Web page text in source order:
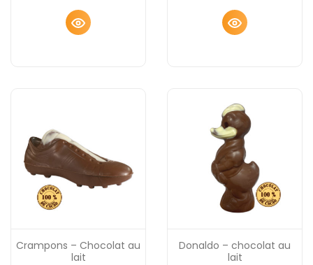
Crampons – Chocolat au
lait
Donaldo – chocolat au
lait